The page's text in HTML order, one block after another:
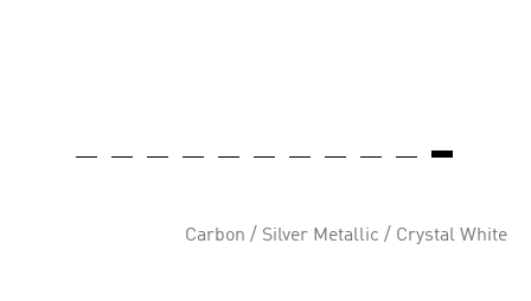
Carbon / Silver Metallic / Crystal White